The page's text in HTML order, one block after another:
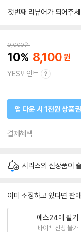
첫번째 리뷰어가 되어주
9,000원
10 8,100
YES포인트
앱 다운 시 1천원 상품권
결제혜택
시리즈의 신상품이
이미 소장하고 있다면 판
예스24에 팔기
바이백 신청 불가